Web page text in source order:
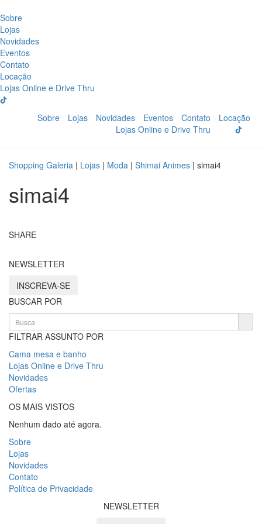
Sobre
Lojas
Novidades
Eventos
Contato
Locação
Lojas Online e Drive Thru
Sobre Lojas Novidades Eventos Contato
Locação
Lojas Online e Drive Thru
Shopping Galeria | Lojas | Moda | Shimai Animes | simai4
simai4
SHARE
NEWSLETTER
INSCREVA-SE
BUSCAR POR
FILTRAR ASSUNTO POR
Cama mesa e banho
Lojas Online e Drive Thru
Novidades
Ofertas
OS MAIS VISTOS
Nenhum dado até agora.
Sobre
Lojas
Novidades
Contato
Política de Privacidade
NEWSLETTER